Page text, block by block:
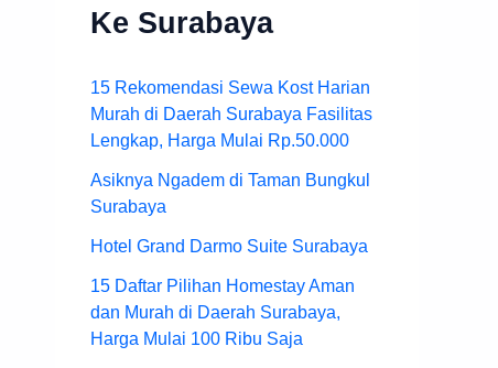
Ke Surabaya
15 Rekomendasi Sewa Kost Harian
Murah di Daerah Surabaya Fasilitas
Lengkap, Harga Mulai Rp.50.000
Asiknya Ngadem di Taman Bungkul
Surabaya
Hotel Grand Darmo Suite Surabaya
15 Daftar Pilihan Homestay Aman
dan Murah di Daerah Surabaya,
Harga Mulai 100 Ribu Saja